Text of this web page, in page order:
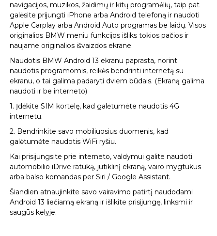
navigacijos, muzikos, žaidimų ir kitų programėlių, taip pat
galėsite prijungti iPhone arba Android telefoną ir naudoti
Apple Carplay arba Android Auto programas be laidų. Visos
originalios BMW meniu funkcijos išliks tokios pačios ir
naujame originalios išvaizdos ekrane.
Naudotis BMW Android 13 ekranu paprasta, norint
naudotis programomis, reikės bendrinti internetą su
ekranu, o tai galima padaryti dviem būdais. (Ekraną galima
naudoti ir be interneto)
1. Įdėkite SIM kortelę, kad galėtumėte naudotis 4G
internetu.
2. Bendrinkite savo mobiliuosius duomenis, kad
galėtumėte naudotis WiFi ryšiu.
Kai prisijungsite prie interneto, valdymui galite naudoti
automobilio iDrive ratuką, jutiklinį ekraną, vairo mygtukus
arba balso komandas per Siri / Google Assistant.
Šiandien atnaujinkite savo vairavimo patirtį naudodami
Android 13 liečiamą ekraną ir išlikite prisijungę, linksmi ir
saugūs kelyje.